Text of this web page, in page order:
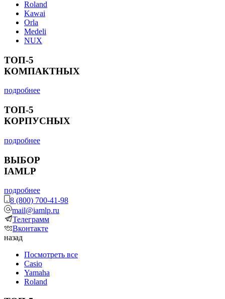
Roland
Kawai
Orla
Medeli
NUX
ТОП-5
КОМПАКТНЫХ
подробнее
ТОП-5
КОРПУСНЫХ
подробнее
ВЫБОР
IAMLP
подробнее
8 (800) 700-41-98
mail@iamlp.ru
Телеграмм
Вконтакте
назад
Посмотреть все
Casio
Yamaha
Roland